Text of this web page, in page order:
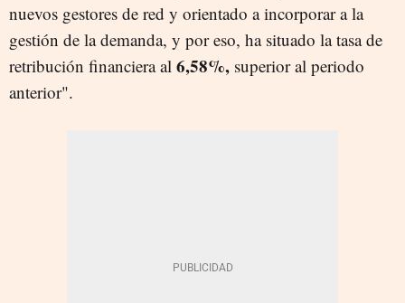
nuevos gestores de red y orientado a incorporar a la
gestión de la demanda, y por eso, ha situado la tasa de
retribución financiera al 6,58%, superior al periodo
anterior".